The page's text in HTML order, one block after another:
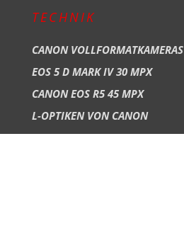
TECHNIK
CANON VOLLFORMATKAMERAS
EOS 5 D MARK IV 30 MPX
CANON EOS R5 45 MPX
L-OPTIKEN VON CANON
DROHNE DJI MAVIC 4 PRO